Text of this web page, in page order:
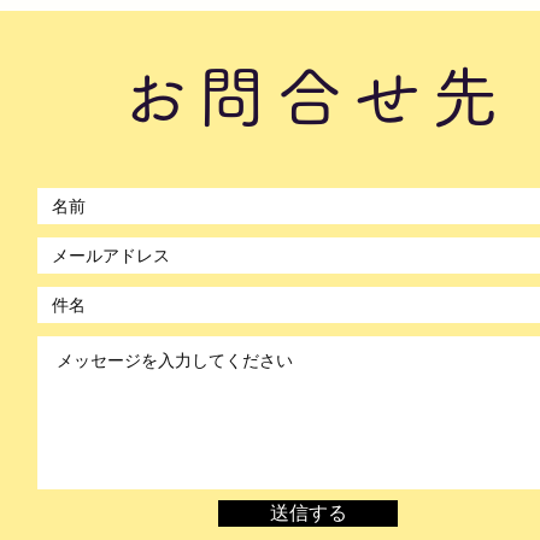
©2021 by のぼかん。Wix.com で作成されました。
送信する
お問合せ先